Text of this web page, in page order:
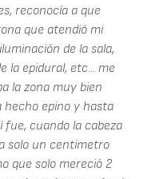
reconocía a que
que atendió mi
de la sala,
la epidural, etc... me
la zona muy bien
hecho epino y hasta
fue, cuando la cabeza
solo un centimetro
que solo mereció 2